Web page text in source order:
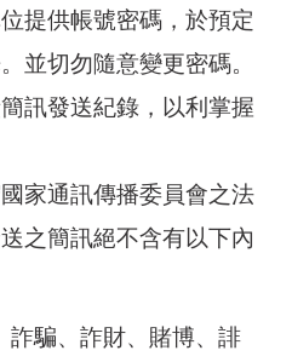
提供帳號密碼，於預定
並切勿隨意變更密碼。
訊發送紀錄，以利掌握
家通訊傳播委員會之法
之簡訊絕不含有以下內
詐騙、詐財、賭博、誹